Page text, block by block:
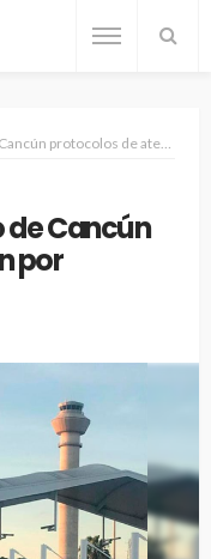
de atención por huracán Beryl
Cancún
por